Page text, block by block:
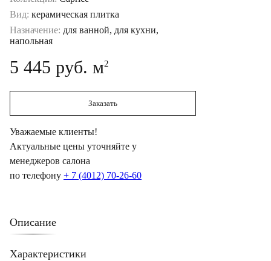
Вид: керамическая плитка
Назначение: для ванной, для кухни,
напольная
5 445 руб. м2
Заказать
Уважаемые клиенты!
Актуальные цены уточняйте у
менеджеров салона
по телефону + 7 (4012) 70-26-60
Описание
Характеристики